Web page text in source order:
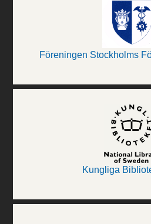
Föreningen Stockholms
Kungliga